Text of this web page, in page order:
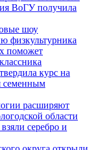
ВоГУ получила
шоу
физкультурника
поможет
курс на
семенным
расширяют
области
серебро и